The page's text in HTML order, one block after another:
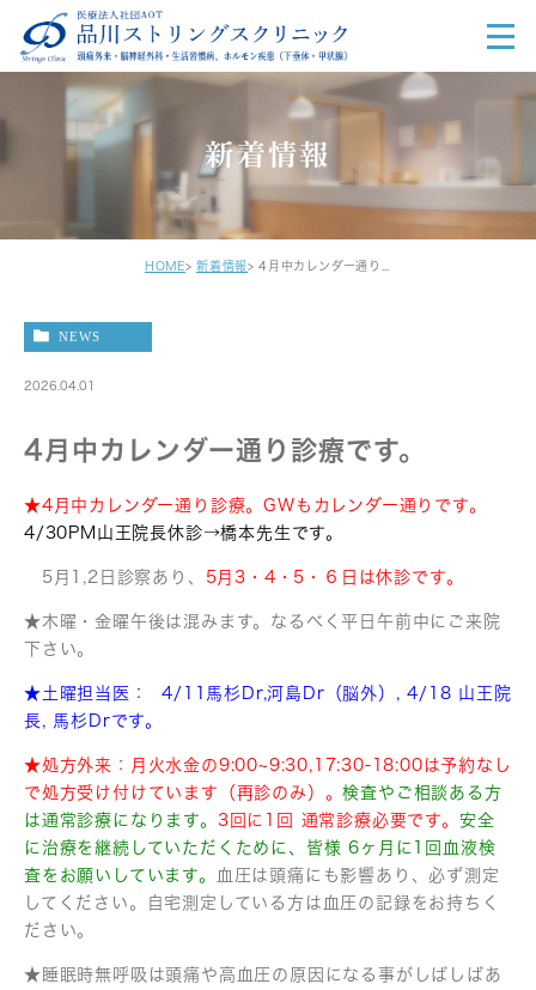
新着情報
HOME 新着情報
NEWS
2026.04.01
4月中カレンダー通り診療です。
★4月中カレンダー通り診療。GWもカレンダー通りです。
4/30PM山王院長休診→橋本先生です。
5月1,2日診察あり、 5月3・4・5・６日は休診です。
★木曜・金曜午後は混みます。なるべく平日午前中にご来院
下さい。
★土曜担当医：
4/11馬杉Dr,河島Dr（脳外）, 4/18 山王院
長, 馬杉Drです。
★処方外来：月火水金の9:00~9:30,17:30-18:00は予約なし
で処方受け付けています（再診のみ）。検査やご相談ある方
は通常診療になります。 3回に1回 通常診療必要です。 安全
に治療を継続していただくために、皆様 6ヶ月に1回血液検
査をお願いしています。
血圧は頭痛にも影響あり、必ず測定
してください。自宅測定している方は血圧の記録をお持ちく
ださい。
★睡眠時無呼吸は頭痛や高血圧の原因になる事がしばしばあ